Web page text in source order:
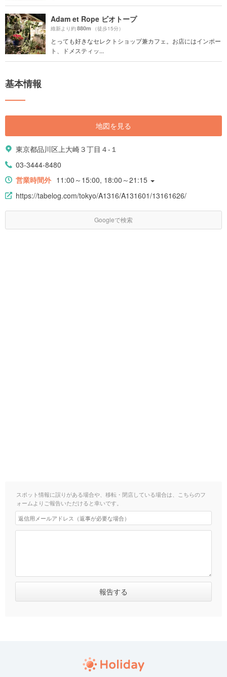
Adam et Rope ビオトープ
維新より約880m （徒歩15分）
とっても好きなセレクトショップ兼カフェ。お店にはインポー
ト、ドメスティッ...
基本情報
地図を見る
東京都品川区上大崎３丁目４-１
03-3444-8480
営業時間外 11:00～15:00, 18:00～21:15
https://tabelog.com/tokyo/A1316/A131601/13161626/
Googleで検索
スポット情報に誤りがある場合や、移転・閉店している場合は、こちらのフ
ォームよりご報告いただけると幸いです。